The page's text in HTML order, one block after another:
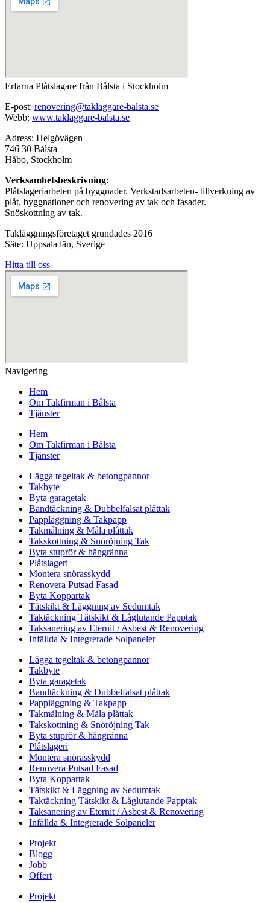
Erfarna Plåtslagare från Bålsta i Stockholm
E-post: renovering@taklaggare-balsta.se
Webb: www.taklaggare-balsta.se
Adress: Helgövägen
746 30 Bålsta
Håbo, Stockholm
Verksamhetsbeskrivning:
Plåtslageriarbeten på byggnader. Verkstadsarbeten- tillverkning av
plåt, byggnationer och renovering av tak och fasader.
Snöskottning av tak.
Takläggningsföretaget grundades 2016
Säte: Uppsala län, Sverige
Hitta till oss
Navigering
Hem
Om Takfirman i Bålsta
Tjänster
Hem
Om Takfirman i Bålsta
Tjänster
Lägga tegeltak & betongpannor
Takbyte
Byta garagetak
Bandtäckning & Dubbelfalsat plåttak
Pappläggning & Takpapp
Takmålning & Måla plåttak
Takskottning & Snöröjning Tak
Byta stuprör & hängränna
Plåtslageri
Montera snörasskydd
Renovera Putsad Fasad
Byta Koppartak
Tätskikt & Läggning av Sedumtak
Taktäckning Tätskikt & Låglutande Papptak
Taksanering av Eternit / Asbest & Renovering
Infällda & Integrerade Solpaneler
Lägga tegeltak & betongpannor
Takbyte
Byta garagetak
Bandtäckning & Dubbelfalsat plåttak
Pappläggning & Takpapp
Takmålning & Måla plåttak
Takskottning & Snöröjning Tak
Byta stuprör & hängränna
Plåtslageri
Montera snörasskydd
Renovera Putsad Fasad
Byta Koppartak
Tätskikt & Läggning av Sedumtak
Taktäckning Tätskikt & Låglutande Papptak
Taksanering av Eternit / Asbest & Renovering
Infällda & Integrerade Solpaneler
Projekt
Blogg
Jobb
Offert
Projekt